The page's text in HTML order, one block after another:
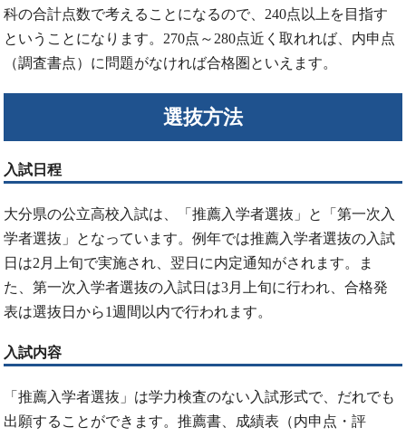
科の合計点数で考えることになるので、240点以上を目指す
ということになります。270点～280点近く取れれば、内申点
（調査書点）に問題がなければ合格圏といえます。
選抜方法
入試日程
大分県の公立高校入試は、「推薦入学者選抜」と「第一次入
学者選抜」となっています。例年では推薦入学者選抜の入試
日は2月上旬で実施され、翌日に内定通知がされます。ま
た、第一次入学者選抜の入試日は3月上旬に行われ、合格発
表は選抜日から1週間以内で行われます。
入試内容
「推薦入学者選抜」は学力検査のない入試形式で、だれでも
出願することができます。推薦書、成績表（内申点・評